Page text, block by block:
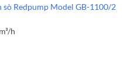
sò Redpump Model GB-1100/2
h